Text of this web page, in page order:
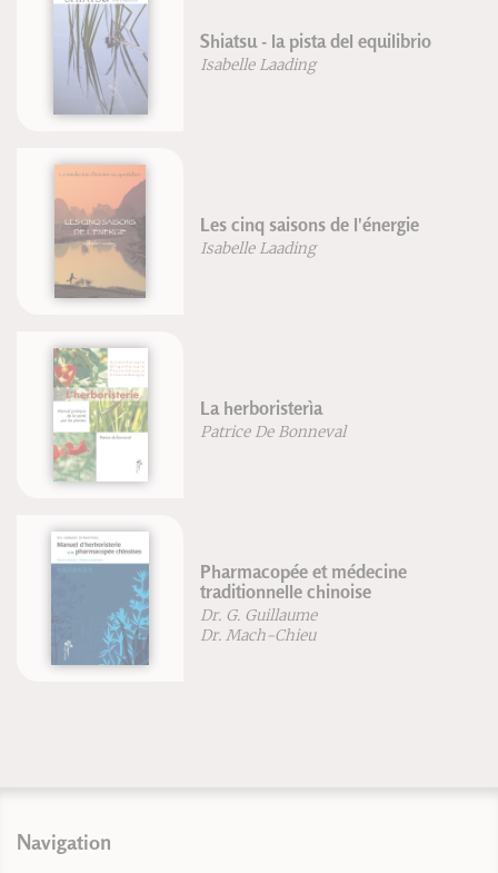
Shiatsu - la pista del equilibrio
Isabelle Laading
Les cinq saisons de l'énergie
Isabelle Laading
La herboristerìa
Patrice De Bonneval
Pharmacopée et médecine
traditionnelle chinoise
Dr. G. Guillaume
Dr. Mach-Chieu
Navigation